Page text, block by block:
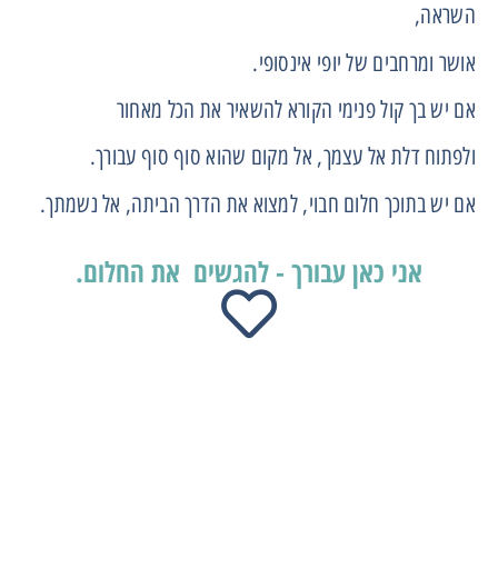
השראה,
אושר ומרחבים של יופי אינסופי.
אם יש בך קול פנימי הקורא להשאיר את הכל מאחור
ולפתוח דלת אל עצמך, אל מקום שהוא סוף סוף עבורך.
אם יש בתוכך חלום חבוי, למצוא את הדרך הביתה, אל נשמתך.
אני כאן עבורך - להגשים את החלום.